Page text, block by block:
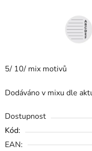
5/ 10/ mix motivů
Dodáváno v mixu dle
Dostupnost
Kód:
EAN: